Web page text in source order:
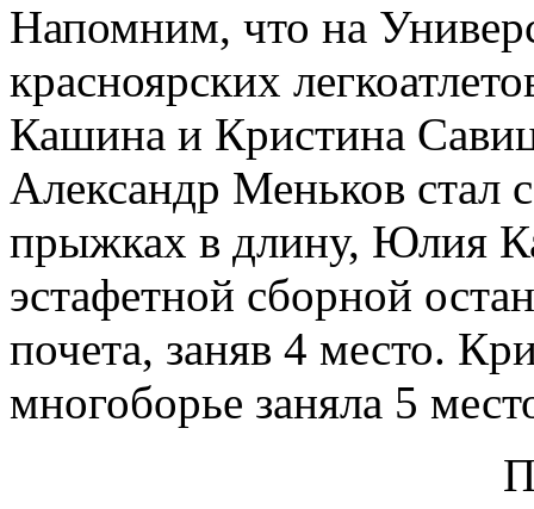
Напомним, что на
красноярских
Кашина и Кристина
Александр Меньков стал
прыжках в длину, Юлия
эстафетной сборной
почета, заняв 4 место.
многоборье заняла 5